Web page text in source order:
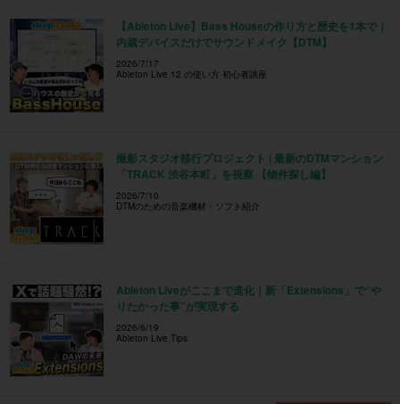
【Ableton Live】Bass Houseの作り方と歴史を1本で｜
内蔵デバイスだけでサウンドメイク【DTM】
2026/7/17
Ableton Live 12 の使い方 初心者講座
撮影スタジオ移行プロジェクト | 最新のDTMマンション
「TRACK 渋谷本町」を視察 【物件探し編】
2026/7/10
DTMのための音楽機材・ソフト紹介
Ableton Liveがここまで進化｜新「Extensions」で“や
りたかった事”が実現する
2026/6/19
Ableton Live Tips